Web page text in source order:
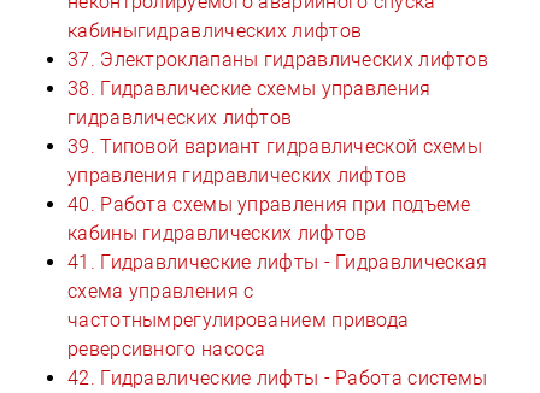
кабиныгидравлических лифтов
37. Электроклапаны гидравлических лифтов
38. Гидравлические схемы управления
гидравлических лифтов
39. Типовой вариант гидравлической схемы
управления гидравлических лифтов
40. Работа схемы управления при подъеме
кабины гидравлических лифтов
41. Гидравлические лифты - Гидравлическая
схема управления с
частотнымрегулированием привода
реверсивного насоса
42. Гидравлические лифты - Работа системы